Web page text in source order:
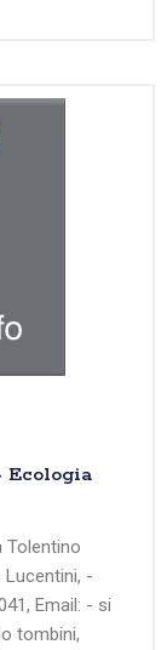
Ecologia
Tolentino
Lucentini, -
Email: - si
tombini,